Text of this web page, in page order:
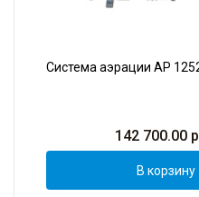
Система аэрации AP
142 700.00
В корзину